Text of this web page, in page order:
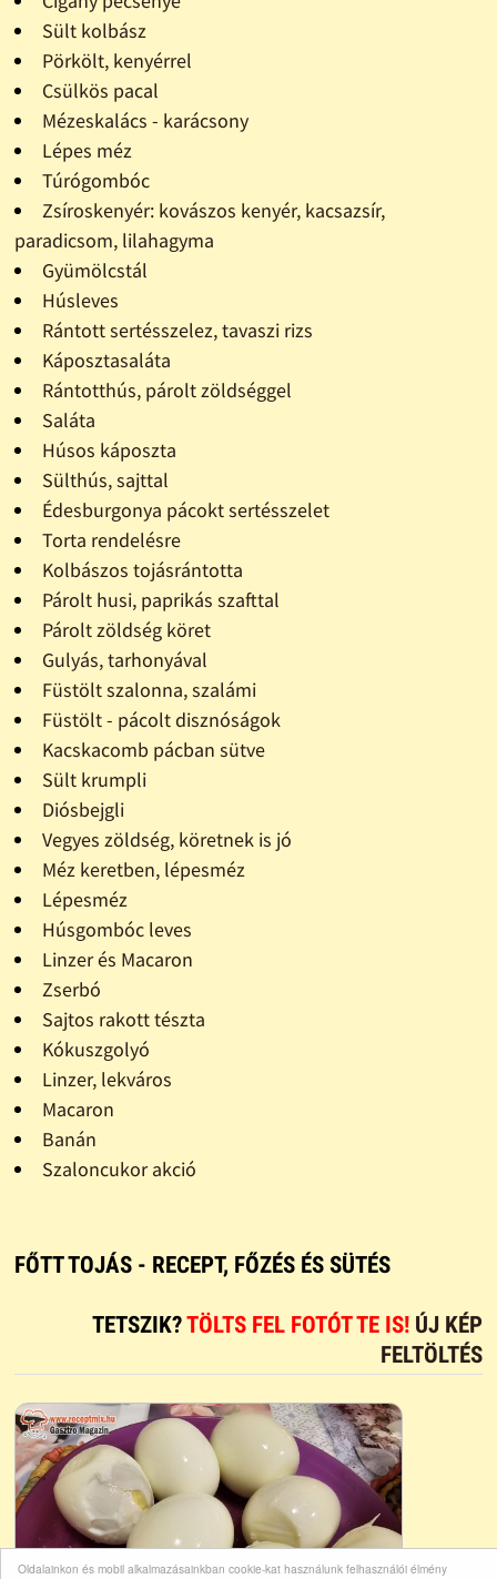
Oldalainkon és mobil alkalmazásainkban cookie-kat használunk felhasználói élmény
Sült kolbász
Pörkölt, kenyérrel
Csülkös pacal
Mézeskalács - karácsony
Lépes méz
Túrógombóc
Zsíroskenyér: kovászos kenyér, kacsazsír,
paradicsom, lilahagyma
Gyümölcstál
Húsleves
Rántott sertésszelez, tavaszi rizs
Káposztasaláta
Rántotthús, párolt zöldséggel
Saláta
Húsos káposzta
Sülthús, sajttal
Édesburgonya pácokt sertésszelet
Torta rendelésre
Kolbászos tojásrántotta
Párolt husi, paprikás szafttal
Párolt zöldség köret
Gulyás, tarhonyával
Füstölt szalonna, szalámi
Füstölt - pácolt disznóságok
Kacskacomb pácban sütve
Sült krumpli
Diósbejgli
Vegyes zöldség, köretnek is jó
Méz keretben, lépesméz
Lépesméz
Húsgombóc leves
Linzer és Macaron
Zserbó
Sajtos rakott tészta
Kókuszgolyó
Linzer, lekváros
Macaron
Banán
Szaloncukor akció
FŐTT TOJÁS - RECEPT, FŐZÉS ÉS SÜTÉS
TETSZIK?TÖLTS FEL FOTÓT TE IS! ÚJ KÉP
FELTÖLTÉS